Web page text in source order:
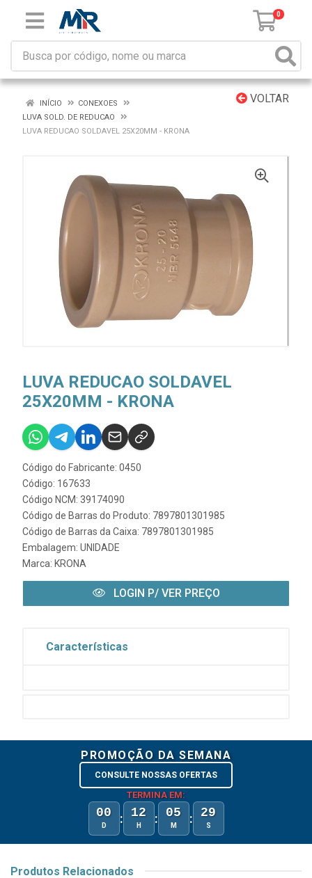
0
VOLTAR
INÍCIO
CONEXOES
LUVA SOLD. DE REDUCAO
LUVA REDUCAO SOLDAVEL 25X20MM - KRONA
LUVA REDUCAO SOLDAVEL
25X20MM - KRONA
Código do Fabricante: 0450
Código: 167633
Código NCM: 39174090
Código de Barras do Produto: 7897801301985
Código de Barras da Caixa: 7897801301985
Embalagem: UNIDADE
Marca: KRONA
LOGIN P/ VER PREÇO
Características
PROMOÇÃO DA SEMANA
CONSULTE NOSSAS OFERTAS
TERMINA EM:
00
D : 12
H : 05
M : 29
S
Produtos Relacionados